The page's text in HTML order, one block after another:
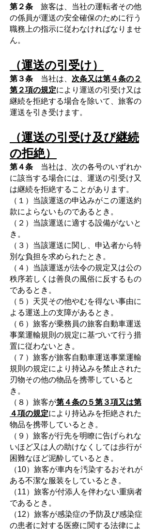
第２条 旅客は、当社の運転者その他
の係員が運送の安全確保のために行う
職務上の指示に従わなければなりませ
ん。
（運送の引受け）
第３条 当社は、 次条又は第４条の２
第２項の規定により運送の引受け又は
継続を拒絶する場合を除いて、旅客の
運送を引き受けます。
（運送の引受け及び継続
の拒絶）
第４条 当社は、次の各号のいずれか
に該当する場合には、運送の引受け又
は継続を拒絶することがあります。
（１）当該運送の申込みがこの運送約
款によらないものであるとき。
（２）当該運送に適する設備がないと
き。
（３）当該運送に関し、申込者から特
別な負担を求められたとき。
（４）当該運送が法令の規定又は公の
秩序若しくは善良の風俗に反するもの
であるとき。
（５）天災その他やむを得ない事由に
よる運送上の支障があるとき。
（６）旅客が乗務員の旅客自動車運送
事業運輸規則の規定に基づいて行う措
置に従わないとき。
（７）旅客が旅客自動車運送事業運輸
規則の規定により持込みを禁止された
刃物その他の物品を携帯していると
き。
（８）旅客が第４条の５第３項又は第
４項の規定により持込みを拒絶された
物品を携帯しているとき。
（９）旅客が行先を明瞭に告げられな
いほど又は人の助けなくしては歩行が
困難なほど泥酔しているとき。
（10）旅客が車内を汚染するおそれが
ある不潔な服装をしているとき。
（11）旅客が付添人を伴わない重病者
であるとき。
（12）旅客が感染症の予防及び感染症
の患者に対する医療に関する法律によ